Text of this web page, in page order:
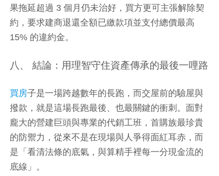
果拖延超過 3 個月仍未治好，買方更可主張解除契
約，要求建商退還全額已繳款項並支付總價最高
15% 的違約金。
八、 結論：用理智守住資產傳承的最後一哩路
買房子是一場跨越數年的長跑，而交屋前的驗屋與
撥款，就是這場長跑最後、也最關鍵的衝刺。面對
龐大的營建巨頭與專業的代銷工班，首購族最珍貴
的防禦力，從來不是在現場與人爭得面紅耳赤，而
是「看清法條的底氣，與算精手裡每一分現金流的
底線」。